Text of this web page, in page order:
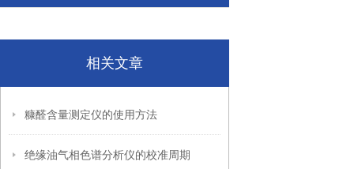
相关文章
糠醛含量测定仪的使用方法
绝缘油气相色谱分析仪的校准周期